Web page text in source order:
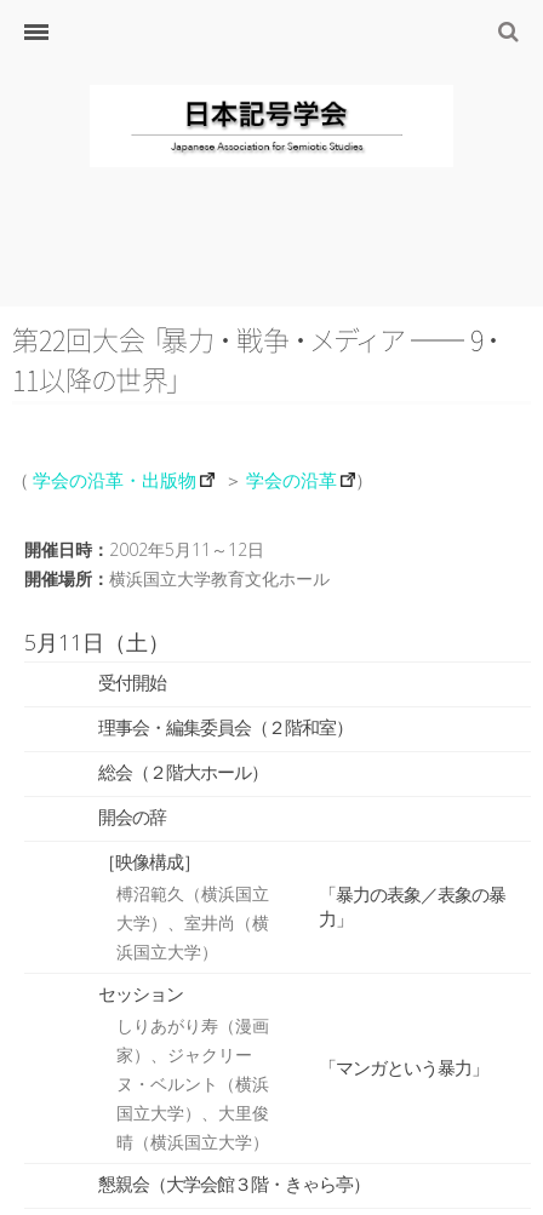
ホーム
学会の沿革
学会の出版物
日本記号学会第46回大会
（2026/7/11・7/12）「パース
記号論のフロンティア」特設ペ
ージ
第22回大会「暴力 ・ 戦争・ メディ ア ── 9・
11以 降の世界」
（ 学会の沿革・出版物 ＞ 学会の沿革 ）
開催日時： 2002年5月11～12日
開催場所： 横浜国立大学教育文化ホール
5月11日（土）
受付開始
理事会・編集委員会（２階和室）
総会（２階大ホール）
開会の辞
［映像構成］
榑沼範久（横浜国立
大学）、室井尚（横
浜国立大学）
「暴力の表象／表象の暴
力」
セッション
しりあがり寿（漫画
家）、ジャクリー
ヌ・ベルント（横浜
国立大学）、大里俊
晴（横浜国立大学）
「マンガという暴力」
懇親会（大学会館３階・きゃら亭）